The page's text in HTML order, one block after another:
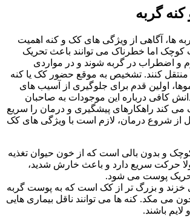
گربه
ها، آگاهی از ویژگی‌ های کک و کنه اهمیت
کوچک اما خطرناک می‌ توانند باعث تحریک
و اضطراب در گربه شوند و در مواردی
منتقل کنند. تشخیص به موقع حضور کک یا کنه
اولین قدم برای جلوگیری از آسیب‌ های
کافی درباره این موجودات به صاحبان
می‌ کند راهکارهای پیشگیری و درمان را سریع
از شروع درمان، لازم است با ویژگی‌ های کک
و بدون بالی است که از خون حیوان تغذیه
حرکت سریع دارد و باعث خارش شدید،
پوست می‌ شود.
خزند و بزرگ‌ تر از کک است که به پوست گربه
می‌ مکد. کنه‌ ها می‌ توانند ناقل بیماری‌ هایی
لایم باشند.